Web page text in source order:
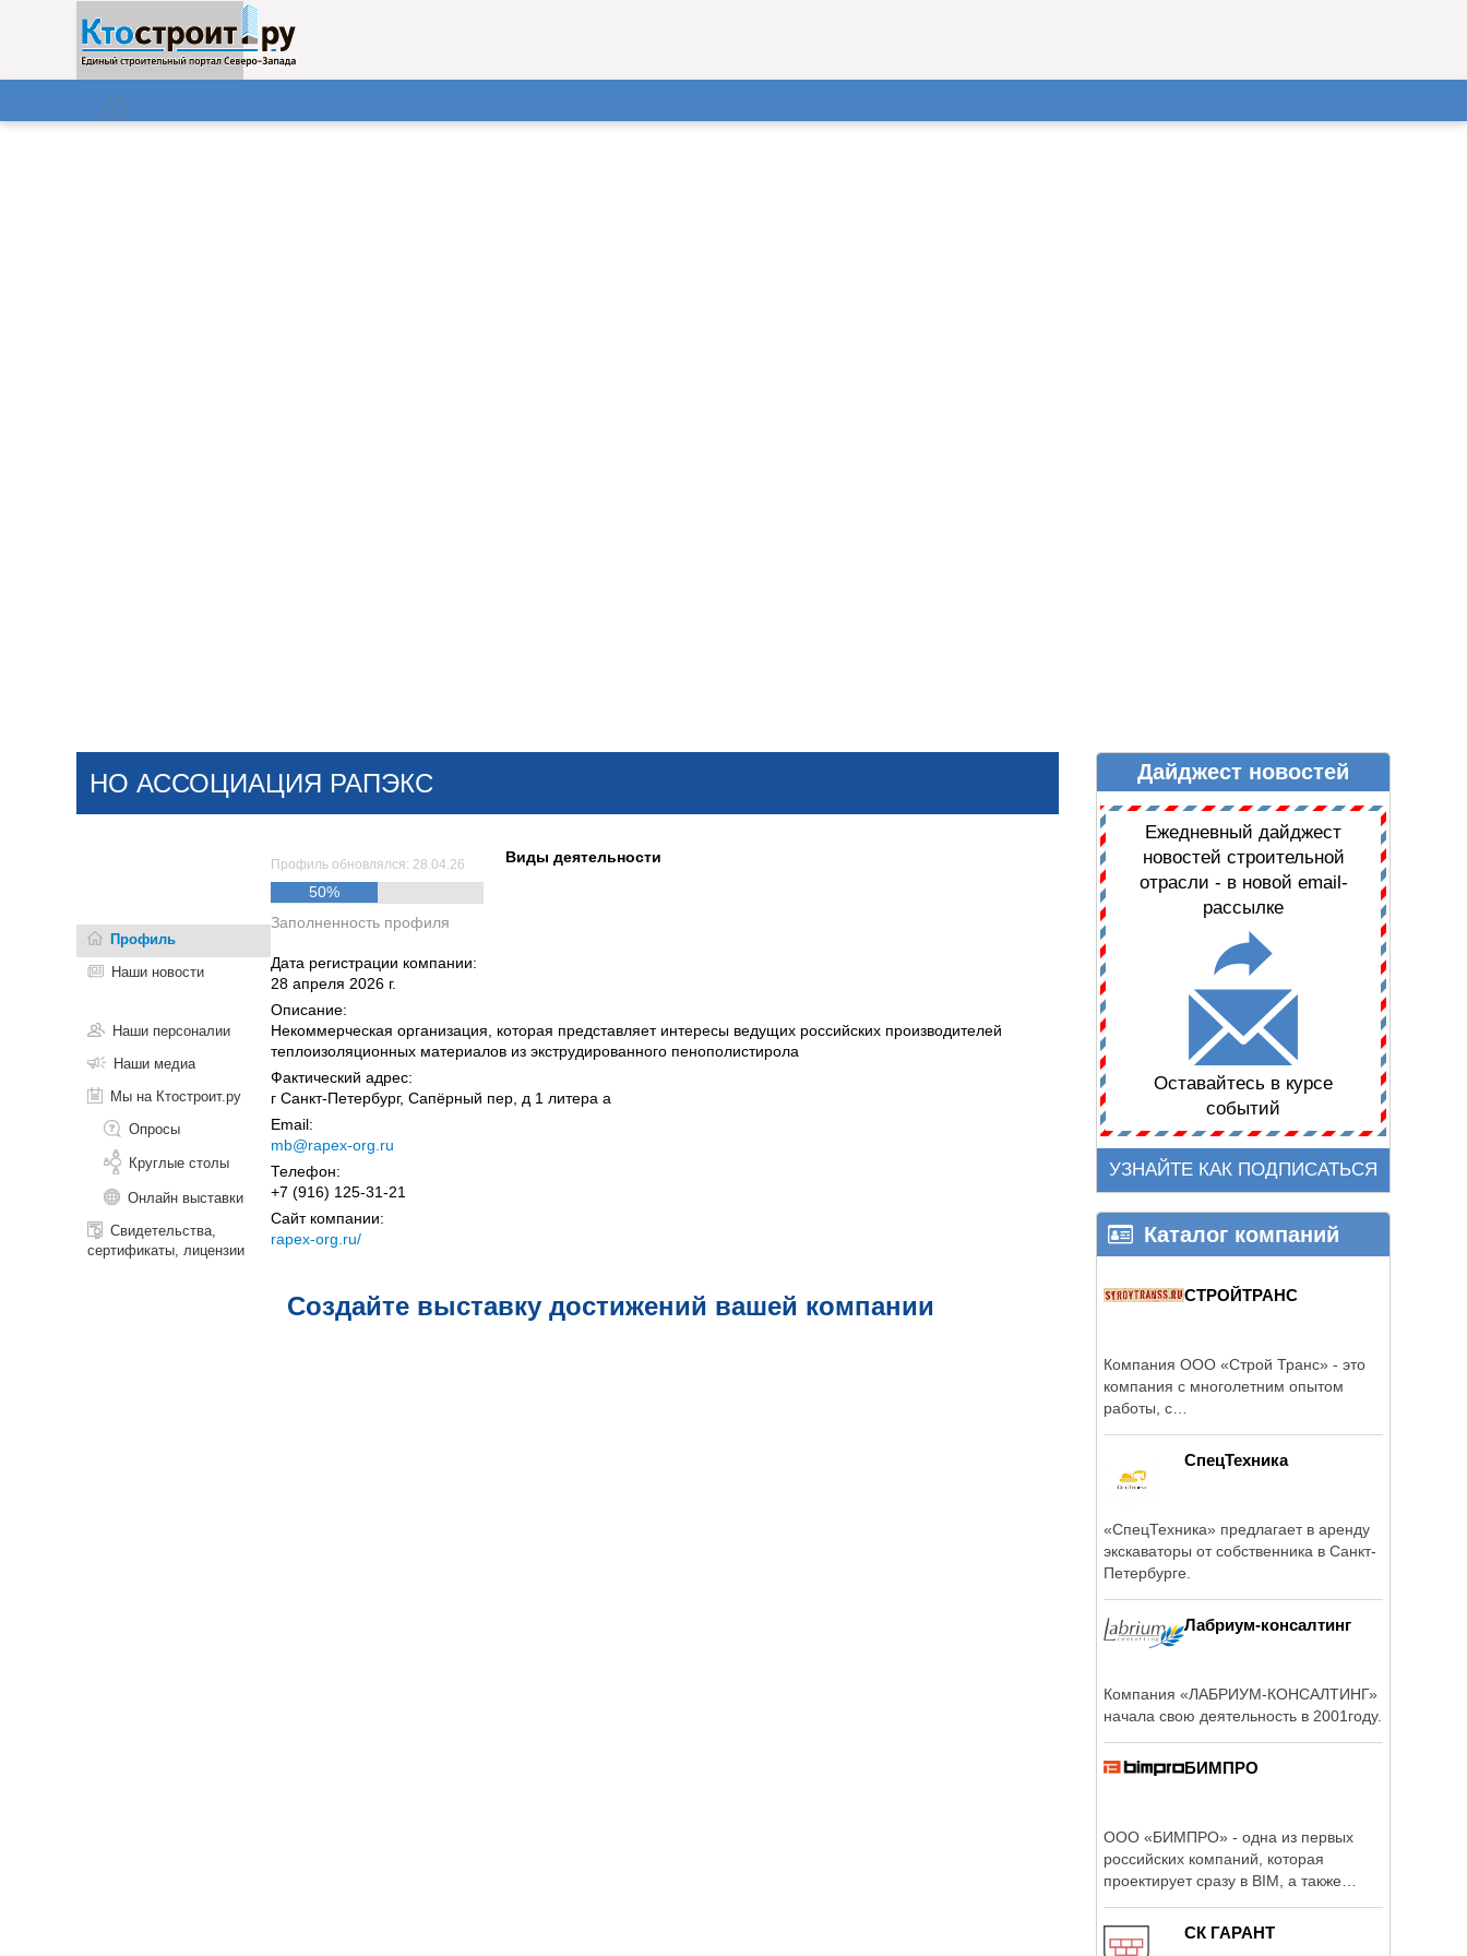
Поиск
НОВОСТИ СТАТЬИ КОМПАНИИ ДАЙДЖЕСТ НОВОСТЕЙ
НО АССОЦИАЦИЯ РАПЭКС
Профиль
Наши новости
Наши персоналии
Наши медиа
Мы на Ктостроит.ру
Опросы
Круглые столы
Онлайн выставки
Свидетельства,
сертификаты, лицензии
Профиль обновлялся: 28.04.26
50%
Заполненность профиля
Виды деятельности
Дата регистрации компании:
28 апреля 2026 г.
Описание:
Некоммерческая организация, которая представляет интересы ведущих российских производителей
теплоизоляционных материалов из экструдированного пенополистирола
Фактический адрес:
г Санкт-Петербург, Сапёрный пер, д 1 литера а
Email:
mb@rapex-org.ru
Телефон:
+7 (916) 125-31-21
Сайт компании:
rapex-org.ru/
Создайте выставку достижений вашей компании
Дайджест новостей
Ежедневный дайджест
новостей строительной
отрасли - в новой email-
рассылке
Оставайтесь в курсе
событий
УЗНАЙТЕ КАК ПОДПИСАТЬСЯ
Каталог компаний
СТРОЙТРАНС
Компания ООО «Строй Транс» - это
компания с многолетним опытом
работы, с
СпецТехника
«СпецТехника» предлагает в аренду
экскаваторы от собственника в Санкт-
Петербурге.
Лабриум-консалтинг
Компания «ЛАБРИУМ-КОНСАЛТИНГ»
начала свою деятельность в 2001году.
БИМПРО
ООО «БИМПРО» - одна из первых
российских компаний, которая
проектирует сразу в BIM, а также
СК ГАРАНТ